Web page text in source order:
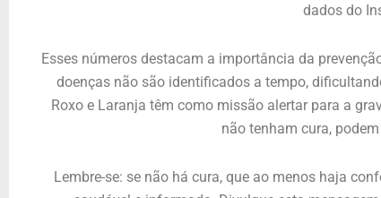
dados do
Esses números destacam a importância da
doenças não são identificados a tempo,
Roxo e Laranja têm como missão alertar para a
não tenham cura,
Lembre-se: se não há cura, que ao menos haja